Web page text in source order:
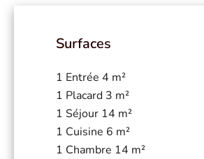
Surfaces
1 Entrée 4 m²
1 Placard 3 m²
1 Séjour 14 m²
1 Cuisine 6 m²
1 Chambre 14 m²